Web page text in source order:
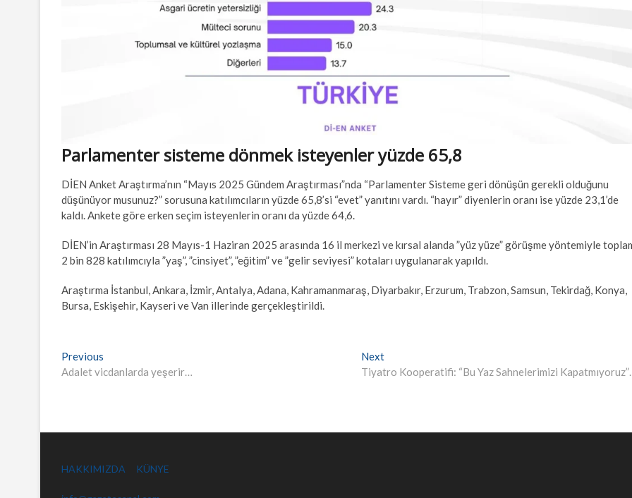
Parlamenter sisteme dönmek isteyenler yüzde 65,8
DİEN Anket Araştırma’nın “Mayıs 2025 Gündem Araştırması”nda “Parlamenter Sisteme geri dönüşün gerekli olduğunu
düşünüyor musunuz?” sorusuna katılımcıların yüzde 65,8’si “evet” yanıtını vardı. “hayır” diyenlerin oranı ise yüzde 23,1’de
kaldı. Ankete göre erken seçim isteyenlerin oranı da yüzde 64,6.
DİEN’in Araştırması 28 Mayıs-1 Haziran 2025 arasında 16 il merkezi ve kırsal alanda ”yüz yüze” görüşme yöntemiyle
2 bin 828 katılımcıyla ”yaş”, ”cinsiyet”, ”eğitim” ve ”gelir seviyesi” kotaları uygulanarak yapıldı.
Araştırma İstanbul, Ankara, İzmir, Antalya, Adana, Kahramanmaraş, Diyarbakır, Erzurum, Trabzon, Samsun, Tekirdağ, Konya,
Bursa, Eskişehir, Kayseri ve Van illerinde gerçekleştirildi.
Yazı
gezinmesi
Previous
post:
Adalet vicdanlarda yeşerir…
NextNext
post:
Tiyatro Kooperatifi: “Bu Yaz Sahnelerimizi
HAKKIMIZDA KÜNYE